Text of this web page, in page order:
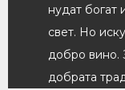
нудат богат
свет. Но
добро вино.
добрата